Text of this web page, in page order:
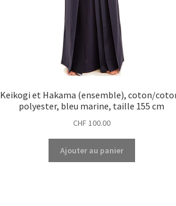
Keikogi et Hakama (ensemble), coton/
polyester, bleu marine, taille 155 cm
CHF 100.00
Ajouter au panier